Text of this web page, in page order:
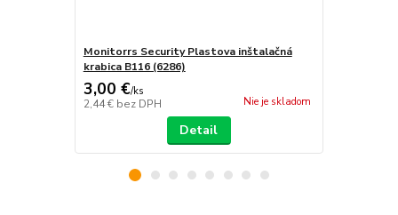
Monitorrs Security Plastova inštalačná
krabica B116 (6286)
3,00 €/ks
2,44 € bez DPH Nie je skladom
Detail